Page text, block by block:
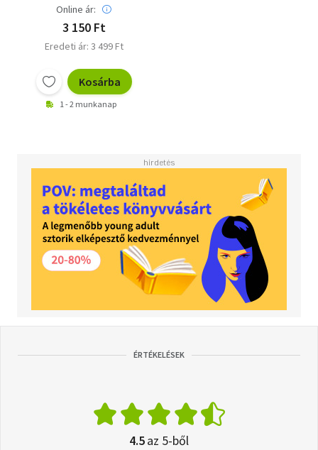
Online ár:
3 150 Ft
Eredeti ár: 3 499 Ft
Kosárba
1 - 2 munkanap
ÉRTÉKELÉSEK
4.5az 5-ből